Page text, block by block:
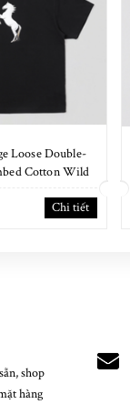
Loose Double-
Cotton Wild
Chi tiết
shop
hàng